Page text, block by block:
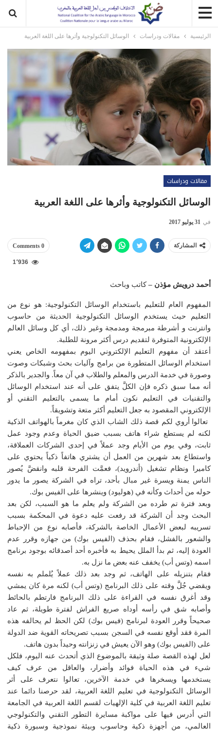
الرئيسية مقالات ودراسات الوسائل التكنولوجية وأثرها على اللغة العربية
مقالات ودراسات
الوسائل التكنولوجية وأثرها على اللغة العربية
في 31 يوليو 2017
المشاركة 0 Comments
1٬936
أحمد درويش مؤذن –كاتب وباحث
المفهوم العام للتعليم باستخدام الوسائل التكنولوجية: هو نوع من
التعليم حيث يستخدم الوسائل التكنولوجية الحديثة من حاسوب
وانترنت و أشرطة مبرمجة ومدمجة وغير ذلك، أي كل وسائل العالم
الإلكترونية المتوفرة لتقديم درس أكثر مرونة للطلبة.
أعتقد أن مفهوم التعليم الإلكتروني اليوم بمفهومه الخاص يعني
استخدام الوسائل المتطورة من برامج وآليات بحث وشبكات وصوت
وصورة في خدمة الدرس والمعلم والطلاب في آن معاً. والجدير بالذكر
أنه مما سبق ذكره فإن الكلَّ يتفق على أنه عند استخدام الوسائل
والتقنيات في التعليم نكون أمام ما يسمى بالتعليم التقني أو
الإلكتروني المقصود به جعل التعليم أكثر متعة وتشويقاً.
تعالوا أروي لكم قصة ذلك الشاب الذي كان مغرماً بالهواتف الذكية
لكنه لم يستطع شراء هاتف بسبب ضيق الحياة وعدم وجود عمل
ثابت، وفي يوم من الأيام وجد عملاً في إحدى الشركات العملاقة،
واستطاع بعد شهرين من العمل أن يشتري هاتفاً ذكياً يحتوي على
كاميرا ونظام تشغيل (أندرويد)، فعمَّت الفرحة قلبه وانقضَّ يُصور
الناس يمنة ويسرة غير مبال بأحد، تراه في الشركة يصور ما يدور
حوله من أحداث وكأنه في (هوليود) وينشرها على الفيس بوك.
وبعد فترة تم طرده من الشركة ولم يعلم ما هو السبب، لكن بعد
البحث وجد أن الشركة قد رفعت عليه دعوة في المحكمة بسبب
تسريبه لبعض الأعمال الخاصة بالشركة، فأصابه نوع من الإحباط
والشعور بالفشل، فقام بحذف (الفيس بوك) من جهازه وقرر عدم
العودة إليه، ثم بدأ الملل يحيط به فأخبره أحد أصدقائه بوجود برنامج
اسمه (وتس أب) يخفف عنه بعض ما نزل به.
فقام بتنزيله على الهاتف، ثم وجد بعد ذلك عملاً يُلملم به نفسه
ويقضي جُلَّ وقته على ذلك البرنامج (وتس أب) لكنه مرة كان يمشي
وقد أغرق نفسه في القراءة على ذلك البرنامج فارتطم بالحائط
وأصابه شق في رأسه أوداه صريع الفراش لفترة طويلة، ثم عاد
صحيحاً وقرر العودة لبرنامج (فيس بوك) لكن الحظ لم يحالفه هذه
المرة فقد أوقع نفسه في السجن بسبب تصريحاته القوية ضد الدولة
على (الفيس بوك) وهو الآن يعيش في زنزانته وحيداً بدون هاتف.
لعل لهذه القصة صلة وثيقة بالموضوع الذي أتحدث عنه اليوم، فلكل
شيء في هذه الحياة فوائد وأضرار، والعاقل من عرف كيف
يستخدمها ويسخرها في خدمة الآخرين، تعالوا نتعرف على أثر
الوسائل التكنولوجية في تعليم اللغة العربية، لقد حرصنا دائما عند
تعليم اللغة العربية في كلية الإلهيات لقسم اللغة العربية في الجامعة
التي أدرس فيها على مواكبة مسايرة التطور التقني والتكنولوجي
العالمي، من أجهزة ذكية وحاسوب وبيئة نموذجية وسبورة ذكية